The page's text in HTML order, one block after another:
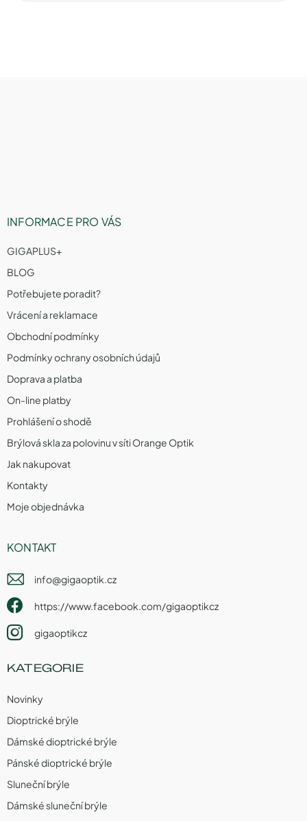
INFORMACE PRO VÁS
GIGAPLUS+
BLOG
Potřebujete poradit?
Vrácení a reklamace
Obchodní podmínky
Podmínky ochrany osobních údajů
Doprava a platba
On-line platby
Prohlášení o shodě
Brýlová skla za polovinu v síti Orange Optik
Jak nakupovat
Kontakty
Moje objednávka
KONTAKT
info@gigaoptik.cz
https://www.facebook.com/gigaoptikcz
gigaoptikcz
KATEGORIE
Novinky
Dioptrické brýle
Dámské dioptrické brýle
Pánské dioptrické brýle
Sluneční brýle
Dámské sluneční brýle